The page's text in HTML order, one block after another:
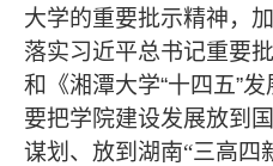
大学的重要批示精神，
落实习近平总书记重要
和《湘潭大学“十四五”发
要把学院建设发展放到
谋划、放到湖南“三高四